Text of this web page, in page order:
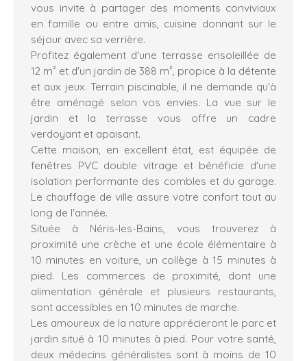
vous invite à partager des moments conviviaux
en famille ou entre amis, cuisine donnant sur le
séjour avec sa verrière.
Profitez également d'une terrasse ensoleillée de
12 m² et d'un jardin de 388 m², propice à la détente
et aux jeux. Terrain piscinable, il ne demande qu'à
être aménagé selon vos envies. La vue sur le
jardin et la terrasse vous offre un cadre
verdoyant et apaisant.
Cette maison, en excellent état, est équipée de
fenêtres PVC double vitrage et bénéficie d'une
isolation performante des combles et du garage.
Le chauffage de ville assure votre confort tout au
long de l'année.
Située à Néris-les-Bains, vous trouverez à
proximité une crèche et une école élémentaire à
10 minutes en voiture, un collège à 15 minutes à
pied. Les commerces de proximité, dont une
alimentation générale et plusieurs restaurants,
sont accessibles en 10 minutes de marche.
Les amoureux de la nature apprécieront le parc et
jardin situé à 10 minutes à pied. Pour votre santé,
deux médecins généralistes sont à moins de 10